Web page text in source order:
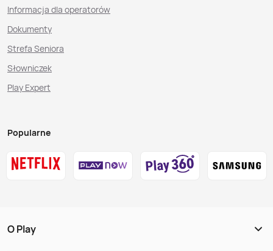
Informacja dla operatorów
Dokumenty
Strefa Seniora
Słowniczek
Play Expert
Popularne
O Play